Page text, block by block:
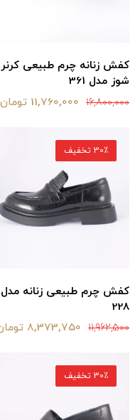
کفش زنانه چرم طبیعی کرنر
شوز مدل 361
16,800,000 11,760,000 تومان
کفش چرم طبیعی زنانه مدل
228
11,962,500 8,373,750 تومان
30٪ تخفیف
30٪ تخفیف